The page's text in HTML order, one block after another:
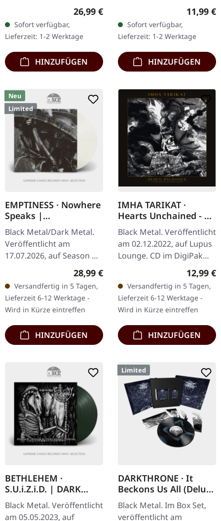
Vinyl, mattes Gatefold-
Cover, exklusives A3-
Poster, limitiert auf 100…
Regulärer Preis:
26,99 €
Sofort verfügbar,
Lieferzeit: 1-2 Werktage
HINZUFÜGEN
Trelldom kehren mit
ihrem bisher…
11,99 €
Sofort verfügbar,
Lieferzeit: 1-2 Werktage
HINZUFÜGEN
Neu
Limited
EMPTINESS · Nowhere
Speaks |
TRANSPARENT LP
Black Metal/Dark Metal.
Veröffentlicht am
17.07.2026, auf Season Of
Mist. Transparentes Vinyl
Limitiert auf 150
Exemplare weltweit…
Regulärer Preis:
28,99 €
Versandfertig in 5 Tagen,
Lieferzeit 6-12 Werktage -
Wird in Kürze eintreffen
HINZUFÜGEN
IMHA TARIKAT ·
Hearts Unchained - At
War With A
Passionless World |
DIGIPAK CD
Black Metal. Veröffentlicht
am 02.12.2022, auf Lupus
Lounge. CD im DigiPak
mit 12-seitigem Booklet.
Mit "Hearts Unchained -
At War With A
Passionless…
12,99 €
Versandfertig in 5 Tagen,
Lieferzeit 6-12 Werktage -
Wird in Kürze eintreffen
HINZUFÜGEN
BETHLEHEM ·
S.U.i.Z.i.D. | DARK
GREEN LP
Black Metal. Veröffentlicht
am 05.05.2023, auf
Limited
DARKTHRONE · It
Beckons Us All (Deluxe
Edition) | LP BOXSET
Black Metal. Im Box Set,
veröffentlicht am